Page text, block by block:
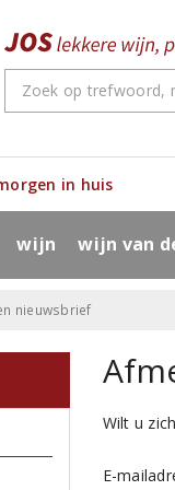
in huis
wijn wijn van
nieuwsbrief
Wilt u
E-